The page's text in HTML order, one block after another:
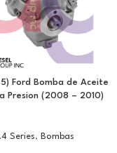
Ford Bomba de Aceite
Presion (2008 – 2010)
Series, Bombas